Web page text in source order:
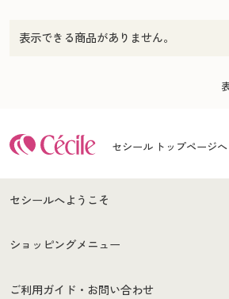
表示できる商品がありません。
セシール トップページへ
セシールへようこそ
はじめての方へ
セシールご利用規約
ショッピングメニュー
商品カテゴリ
ご利用ガイド・お問い合わせ